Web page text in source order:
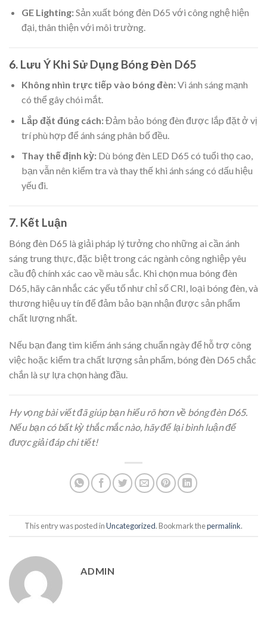
GE Lighting:Sản xuất bóng đèn D65 với công nghệ hiện
đại, thân thiện với môi trường.
6. Lưu Ý Khi Sử Dụng Bóng Đèn D65
Không nhìn trực tiếp vào bóng đèn:Vì ánh sáng mạnh
có thể gây chói mắt.
Lắp đặt đúng cách:Đảm bảo bóng đèn được lắp đặt ở vị
trí phù hợp để ánh sáng phân bố đều.
Thay thế định kỳ:Dù bóng đèn LED D65 có tuổi thọ cao,
bạn vẫn nên kiểm tra và thay thế khi ánh sáng có dấu hiệu
yếu đi.
7. Kết Luận
Bóng đèn D65 là giải pháp lý tưởng cho những ai cần ánh
sáng trung thực, đặc biệt trong các ngành công nghiệp yêu
cầu độ chính xác cao về màu sắc. Khi chọn mua bóng đèn
D65, hãy cân nhắc các yếu tố như chỉ số CRI, loại bóng đèn, và
thương hiệu uy tín để đảm bảo bạn nhận được sản phẩm
chất lượng nhất.
Nếu bạn đang tìm kiếm ánh sáng chuẩn ngày để hỗ trợ công
việc hoặc kiểm tra chất lượng sản phẩm, bóng đèn D65 chắc
chắn là sự lựa chọn hàng đầu.
Hy vọng bài viết đã giúp bạn hiểu rõ hơn về bóng đèn D65.
Nếu bạn có bất kỳ thắc mắc nào, hãy để lại bình luận để
được giải đáp chi tiết!
This entry was posted inUncategorized. Bookmark thepermalink.
ADMIN